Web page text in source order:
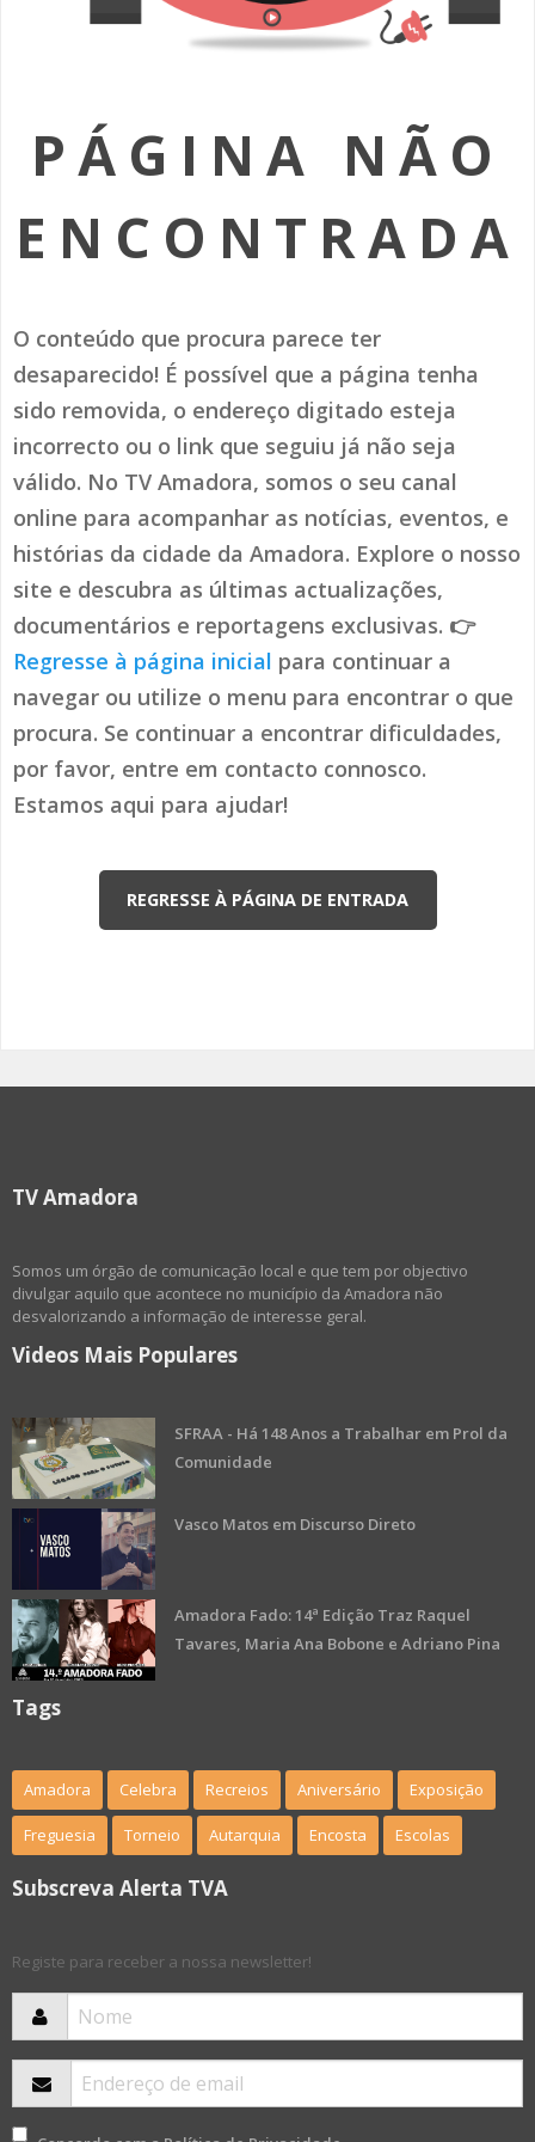
SOMOS TODOS EUROPEUS
AMADORA LIGA À RESILIÊNCIA
(RE) PENSAMENTOS
HISTÓRIAS DE ABRIL
PÁGINA NÃO
ENCONTRADA
O conteúdo que procura parece ter
desaparecido! É possível que a página tenha
sido removida, o endereço digitado esteja
incorrecto ou o link que seguiu já não seja
válido. No TV Amadora, somos o seu canal
online para acompanhar as notícias, eventos, e
histórias da cidade da Amadora. Explore o nosso
site e descubra as últimas actualizações,
documentários e reportagens exclusivas. 👉
Regresse à página inicial para continuar a
navegar ou utilize o menu para encontrar o que
procura. Se continuar a encontrar dificuldades,
por favor, entre em contacto connosco.
Estamos aqui para ajudar!
REGRESSE À PÁGINA DE ENTRADA
TV Amadora
Somos um órgão de comunicação local e que tem por objectivo
divulgar aquilo que acontece no município da Amadora não
desvalorizando a informação de interesse geral.
Videos Mais Populares
SFRAA - Há 148 Anos a Trabalhar em Prol da
Comunidade
Vasco Matos em Discurso Direto
Amadora Fado: 14ª Edição Traz Raquel
Tavares, Maria Ana Bobone e Adriano Pina
Tags
Amadora Celebra Recreios Aniversário Exposição
Freguesia Torneio Autarquia Encosta Escolas
Subscreva Alerta TVA
Registe para receber a nossa newsletter!